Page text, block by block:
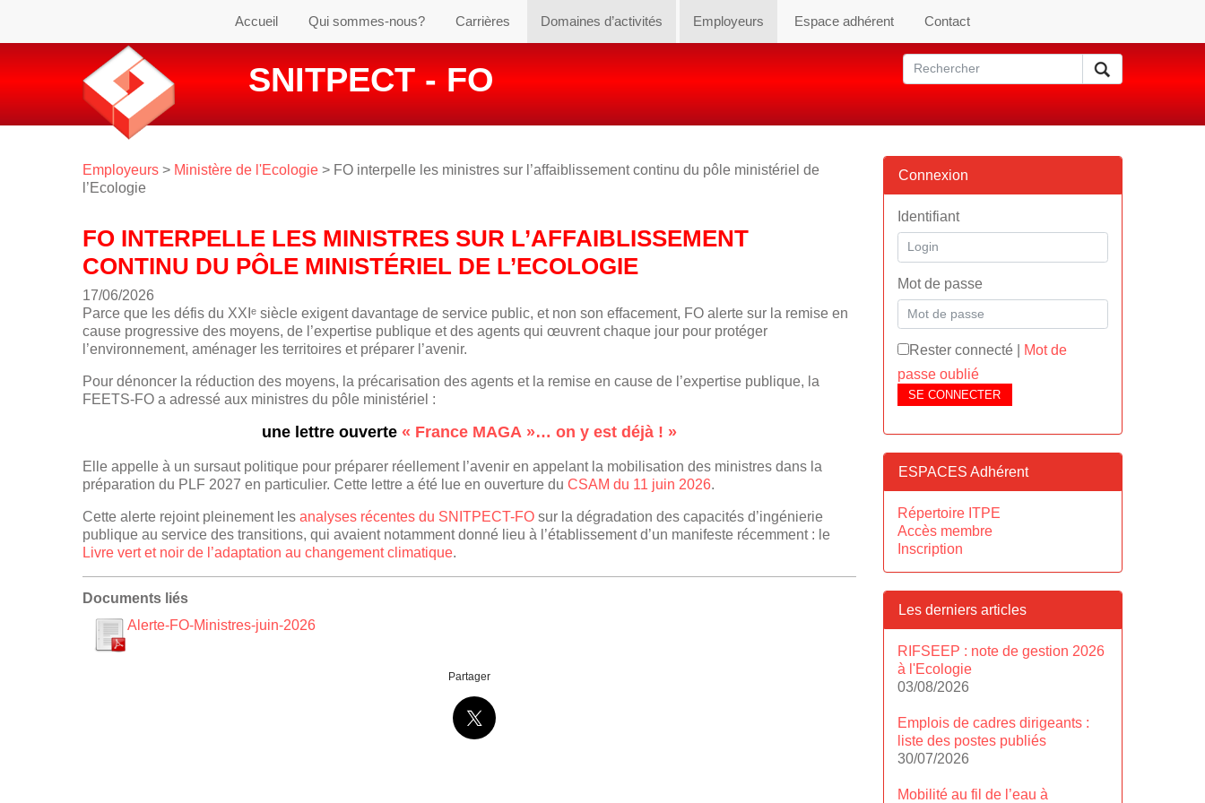
Accueil Qui sommes-nous? Carrières Domaines d’activités Employeurs Espace adhérent Contact
SNITPECT - FO
Employeurs > Ministère de l'Ecologie > FO interpelle les ministres sur l’affaiblissement continu du pôle ministériel de
l’Ecologie
FO INTERPELLE LES MINISTRES SUR L’AFFAIBLISSEMENT
CONTINU DU PÔLE MINISTÉRIEL DE L’ECOLOGIE
17/06/2026
Parce que les défis du XXIᵉ siècle exigent davantage de service public, et non son effacement, FO alerte sur la remise en
cause progressive des moyens, de l’expertise publique et des agents qui œuvrent chaque jour pour protéger
l’environnement, aménager les territoires et préparer l’avenir.
Pour dénoncer la réduction des moyens, la précarisation des agents et la remise en cause de l’expertise publique, la
FEETS-FO a adressé aux ministres du pôle ministériel :
une lettre ouverte « France MAGA »… on y est déjà ! »
Elle appelle à un sursaut politique pour préparer réellement l’avenir en appelant la mobilisation des ministres dans la
préparation du PLF 2027 en particulier. Cette lettre a été lue en ouverture du CSAM du 11 juin 2026.
Cette alerte rejoint pleinement les analyses récentes du SNITPECT-FO sur la dégradation des capacités d’ingénierie
publique au service des transitions, qui avaient notamment donné lieu à l’établissement d’un manifeste récemment : le
Livre vert et noir de l’adaptation au changement climatique.
Documents liés
Alerte-FO-Ministres-juin-2026
Partager
Connexion
Identifiant
Mot de passe
Rester connecté|
Mot de
passe oublié
SE CONNECTER
ESPACES Adhérent
Répertoire ITPE
Accès membre
Inscription
Les derniers articles
RIFSEEP : note de gestion 2026
à l'Ecologie
03/08/2026
Emplois de cadres dirigeants :
liste des postes publiés
30/07/2026
Mobilité au fil de l’eau à